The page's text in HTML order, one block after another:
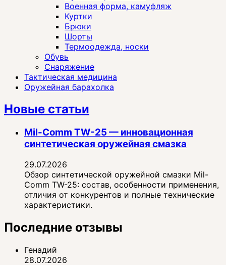
Военная форма, камуфляж
Куртки
Брюки
Шорты
Термоодежда, носки
Обувь
Снаряжение
Тактическая медицина
Оружейная барахолка
Новые статьи
Mil-Comm TW-25 — инновационная
синтетическая оружейная смазка
29.07.2026
Обзор синтетической оружейной смазки Mil-
Comm TW-25: состав, особенности применения,
отличия от конкурентов и полные технические
характеристики.
Последние отзывы
Генадий
28.07.2026